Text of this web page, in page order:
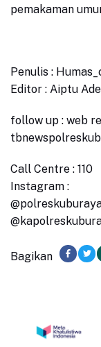
pemakaman
Penulis :
Editor : Aiptu Ade
follow up : web
Call Centre : 110
Instagram :
Bagikan